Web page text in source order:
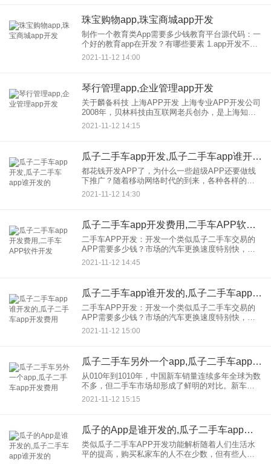
珠宝购物app,珠宝商城app开发
制作一个教育类App需要多少钱教育平台源代码：一
个好的教育app在开发？有哪些要素 1.app开发不仅
需要专业的技术团队，还需要充足的资金。其教育
2021-11-12 14:00
琴行管理app,企业管理app开发
关于麟备科技 上海APP开发 上海专业APP开发公司
2008年，贝林科技由互联网老兵创办，是上海知名
网络品牌。目前已在公司发展为三家分公司，10年
来，上海贝林科技坚持“专业、诚信、价值、创新”的
2021-11-12 14:15
瓜子二手车app开发,瓜子二手车app谁开发的
都花钱开发APP了，为什么一些超级APP还要做线
下推广？随着移动网络时代的到来，各种各样的移
动app无时无刻不在改变着我们的工作和生活，我们
甚至在网上吃早餐、买一些水果。很多人认为线下
2021-11-12 14:30
瓜子二手车app开发费用,二手车APP软件开发
二手车APP开发：开发一个类似瓜子二手车交易的
APP需要多少钱？市场的汽车更换速度特别快，所
以二手车交易越来越热。如何才能找到买车或卖车
的人？二手车交易APP是一个角色，为想买卖二手
2021-11-12 14:45
瓜子二手车app谁开发的,瓜子二手车app开发费用
二手车APP开发：开发一个类似瓜子二手车交易的
APP需要多少钱？市场的汽车更换速度特别快，所
以二手车交易越来越热。如何才能找到买车或卖车
的人？二手车交易APP是一个角色，为想买卖二手
2021-11-12 15:00
瓜子二手车另外一个app,瓜子二手车app开发费用
从010年到1010年，中国新车销量连续多年全球为数
不多，但二手车市场却形成了鲜明的对比。新车和
二手车的交易比例只有3: 1，非常不正常！从欧美等
发达国家的情况来看，在一个成熟的汽车市场中，
2021-11-12 15:15
瓜子的App是谁开发的,瓜子二手车app谁开发的
类似瓜子二手车APP开发功能解析随着人们生活水
平的提高，购买私家车的人不在少数，但有些人可